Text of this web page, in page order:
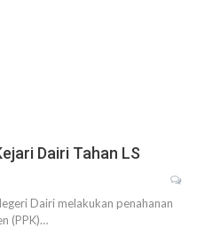
Dairi Tahan LS
Dairi melakukan penahanan
(PPK)…